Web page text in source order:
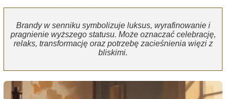
Brandy w senniku symbolizuje luksus, wyrafinowanie i
pragnienie wyższego statusu. Może oznaczać celebrację,
relaks, transformację oraz potrzebę zacieśnienia więzi z
bliskimi.